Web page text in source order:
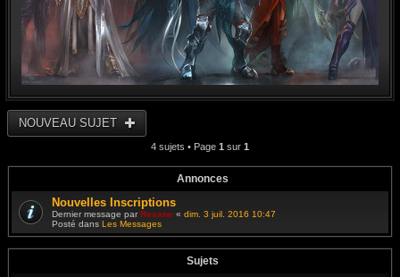
NOUVEAU SUJET
4 sujets • Page 1 sur 1
Annonces
Nouvelles Inscriptions
Dernier message parResane « dim. 3 juil. 2016 10:47
Posté dans Les Messages
Sujets